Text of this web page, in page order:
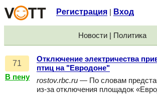
Регистрация Вход
Новости | Политика
71
В пену
Отключение электричества
птиц на "Евродоне"
rostov.rbc.ru — По словам
из-за отключения площадок